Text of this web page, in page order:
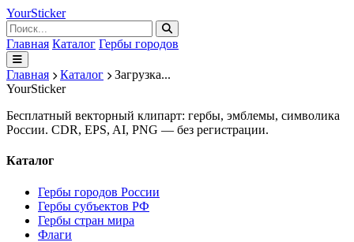
YourSticker
Главная Каталог Гербы городов
Главная Каталог
Загрузка...
YourSticker
Бесплатный векторный клипарт: гербы, эмблемы, символика
России. CDR, EPS, AI, PNG — без регистрации.
Каталог
Гербы городов России
Гербы субъектов РФ
Гербы стран мира
Флаги